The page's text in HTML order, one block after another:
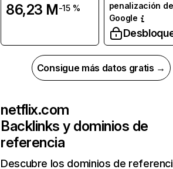
86,23 M-15 %
penalización de
Google
Consigue más datos gratis →
netflix.com
Backlinks y dominios de
referencia
Descubre los dominios de